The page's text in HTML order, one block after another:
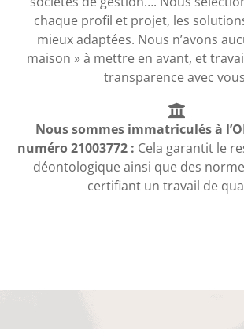
chaque profil et projet, les
mieux adaptées. Nous n’avons
maison » à mettre en avant, et
transparence avec
Nous sommes immatriculés à
numéro 21003772 : Cela garantit le
déontologique ainsi que des
certifiant un travail de